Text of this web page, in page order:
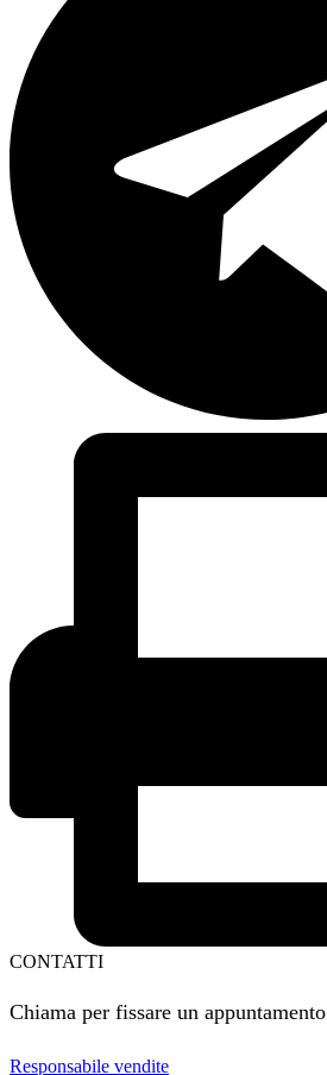
CONTATTI
Chiama per fissare un appuntamento
Responsabile vendite